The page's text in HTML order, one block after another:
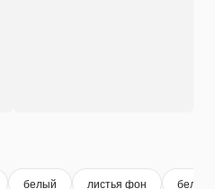
белый листья фон белый